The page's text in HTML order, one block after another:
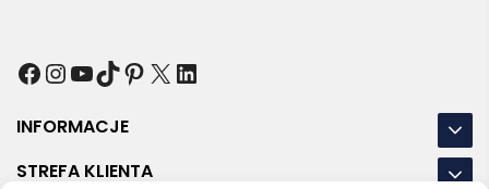
Facebook
Instagram
YouTube
TikTok
Pinterest
X LinkedIn
INFORMACJE
STREFA KLIENTA